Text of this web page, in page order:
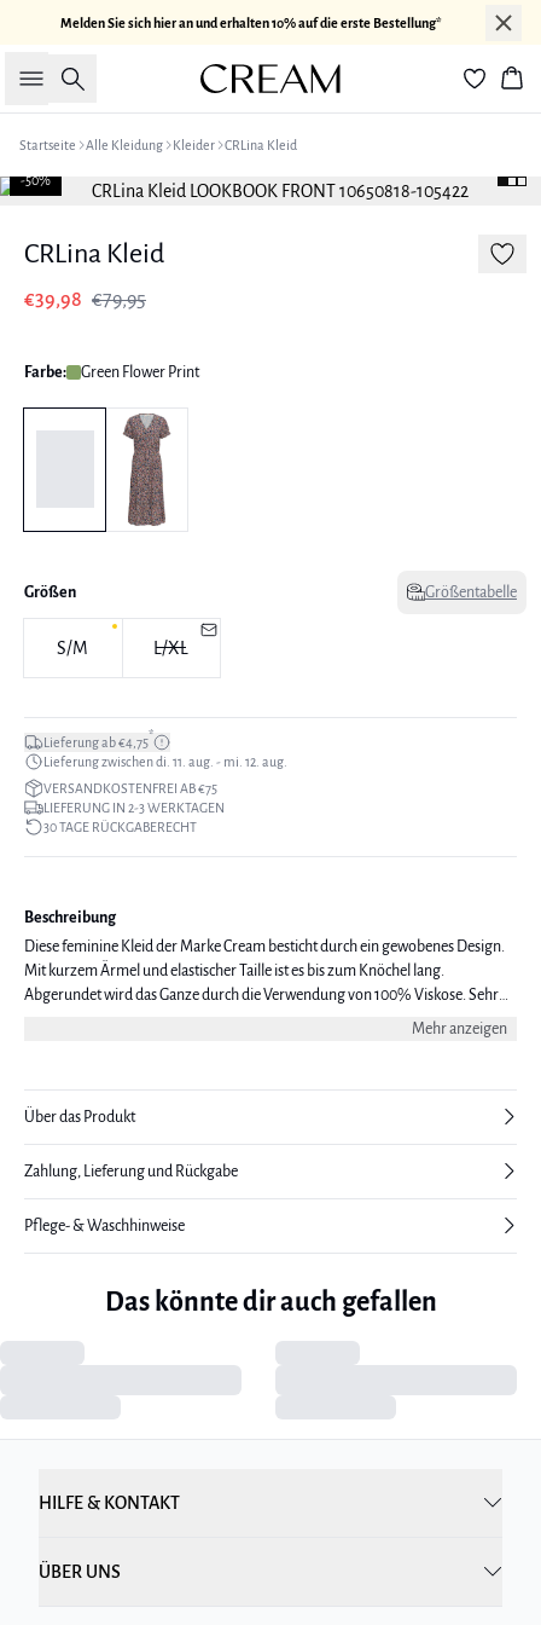
Melden Sie sich hier an und erhalten 10% auf die erste Bestellung*
Suche
Startseite Alle Kleidung Kleider CRLina Kleid
-50%
CRLina Kleid
€39,98 €79,95
Farbe: Green Flower Print
Größen Größentabelle
S/M L/XL
Lieferung ab €4,75*
Lieferung zwischen di. 11. aug. - mi. 12. aug.
VERSANDKOSTENFREI AB €75
LIEFERUNG IN 2-3 WERKTAGEN
30 TAGE RÜCKGABERECHT
Beschreibung
Diese feminine Kleid der Marke Cream besticht durch ein gewobenes Design.
Mit kurzem Ärmel und elastischer Taille ist es bis zum Knöchel lang.
Abgerundet wird das Ganze durch die Verwendung von 100% Viskose. Sehr
Mehr anzeigen
Über das Produkt
Zahlung, Lieferung und Rückgabe
Pflege- & Waschhinweise
Das könnte dir auch gefallen
HILFE & KONTAKT
ÜBER UNS